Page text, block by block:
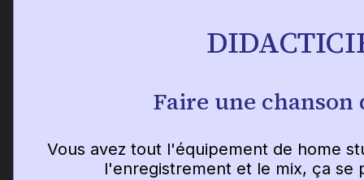
Faire une chanson
Vous avez tout l'équipement de home
l'enregistrement et le mix, ça se